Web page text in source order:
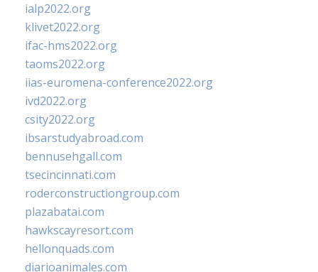
ialp2022.org
klivet2022.org
ifac-hms2022.org
taoms2022.org
iias-euromena-conference2022.org
ivd2022.org
csity2022.org
ibsarstudyabroad.com
bennusehgall.com
tsecincinnati.com
roderconstructiongroup.com
plazabatai.com
hawkscayresort.com
hellonquads.com
diarioanimales.com